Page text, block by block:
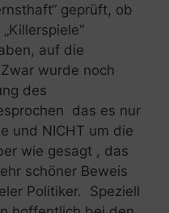
geprüft, ob
auf die
wurde noch
des
das es nur
und NICHT um die
wie gesagt , das
schöner Beweis
Politiker. Speziell